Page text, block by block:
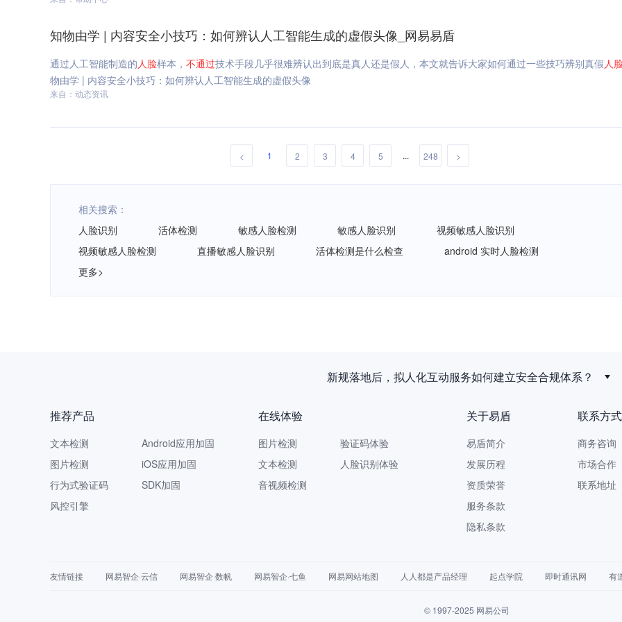
知物由学 | 内容安全小技巧：如何辨认人工智能生成的虚假头像_网易易盾
通过人工智能制造的人脸样本， 不通过技术手段几乎很难辨认出到底是真人还是假人，本文就告诉大家如何通过一些技巧辨别真假人
物由学 | 内容安全小技巧：如何辨认人工智能生成的虚假头像
来自：动态资讯
< 1 2 3 4 5 ... 248 >
相关搜索：
人脸识别
活体检测 敏感人脸检测 敏感人脸识别
视频敏感人脸识别
视频敏感人脸检测
直播敏感人脸识别 活体检测是什么检查
android 实时人脸检测
更多>
新规落地后，拟人化互动服务如何建立安全合规体系？
推荐产品
文本检测
图片检测
行为式验证码
风控引擎
Android应用加固
iOS应用加固
SDK加固
在线体验
图片检测
文本检测
音视频检测
验证码体验
人脸识别体验
关于易盾
易盾简介
发展历程
资质荣誉
服务条款
隐私条款
联系方式
商务咨询
市场合作
联系地址
友情链接 网易智企·云信 网易智企·数帆 网易智企·七鱼 网易网站地图 人人都是产品经理 起点学院 即时通讯网 有
© 1997-2025 网易公司